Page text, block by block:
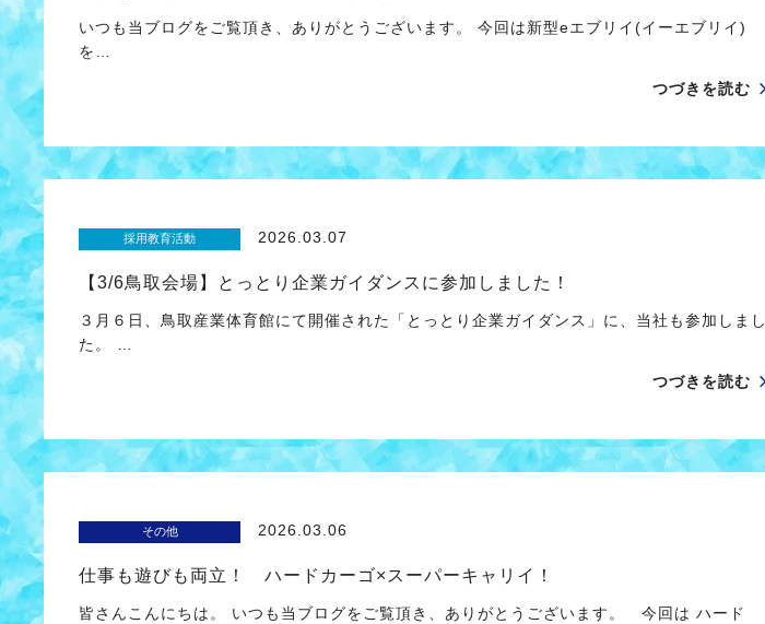
いつも当ブログをご覧頂き、ありがとうございます。 今回は新型eエブリイ(イーエブリイ)
を…
つづきを読む
採用教育活動 2026.03.07
【3/6鳥取会場】とっとり企業ガイダンスに参加しました！
３月６日、鳥取産業体育館にて開催された「とっとり企業ガイダンス」に、当社も参加しまし
た。 …
つづきを読む
その他 2026.03.06
仕事も遊びも両立！ ハードカーゴ×スーパーキャリイ！
皆さんこんにちは。 いつも当ブログをご覧頂き、ありがとうございます。 今回は ハード